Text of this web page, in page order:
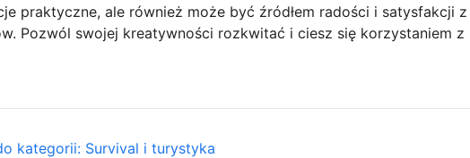
praktyczne, ale również może być źródłem radości i satysfakcji
Pozwól swojej kreatywności rozkwitać i ciesz się korzystaniem z
kategorii: Survival i turystyka